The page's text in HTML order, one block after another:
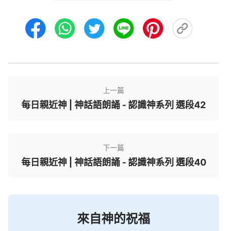
敬畏神，豈是無故呢？……他手所做的都蒙你賜福，
他的家産也在地上增多。」所以，神便准許撒但奪走
神允許撒但試探約伯把約伯交在撒但手裏之後提出的
條件，也就是神給撒但的底綫，命令它不許加害約
在他面前的正直、完全是經得住考驗的、是不可置疑
的，所以神許可撒但去試探約伯，但是神給了撒但一
個範圍：只許奪走約伯的任何財産，但不可伸手加害
不能傷害到約伯本人，就連一根頭髮都不可以，因為
上一篇
每日親近神 | 神話語朗誦 - 認識神系列 選段42
下一篇
每日親近神 | 神話語朗誦 - 認識神系列 選段40
來自神的祝福